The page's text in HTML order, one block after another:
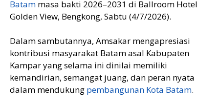
Batam masa bakti 2026–2031 di Ballroom Hotel
Golden View, Bengkong, Sabtu (4/7/2026).
Dalam sambutannya, Amsakar mengapresiasi
kontribusi masyarakat Batam asal Kabupaten
Kampar yang selama ini dinilai memiliki
kemandirian, semangat juang, dan peran nyata
dalam mendukung pembangunan Kota Batam.